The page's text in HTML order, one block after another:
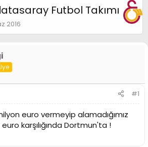
Futbol Takımı
2016
#1
euro vermeyip alamadığımız
karşılığında Dortmun'ta !